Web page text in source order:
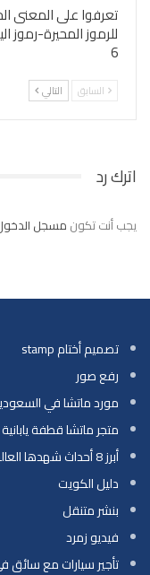
تعرفوا على المعنى
للرموز المحيرة-رموز
6
السابق التالي
اترك رد
يجب أنت تكون مسجل
تصميم أختام stamp
رفع صور
مورد ماتشا في
متجر ماتشا قطفة يابانية
أبرز 8 أحداث شهدها العالم في العام 2025
دليل الكويت
بنشر متنقل
فيديو زمرد
تأجير سيارات مع سائق